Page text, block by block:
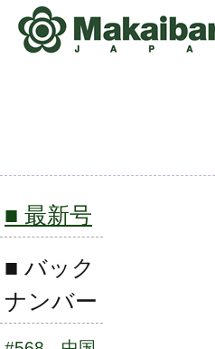
■ 最新号
■ バック
ナンバー